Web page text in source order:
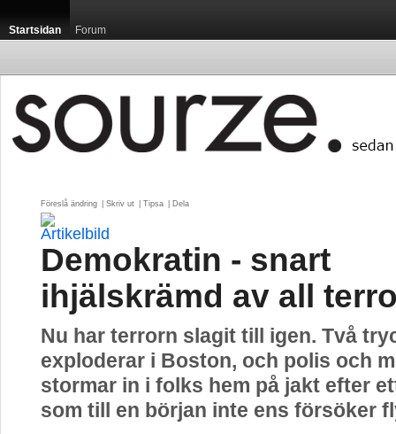
Startsidan Forum
Föreslå ändring Skriv ut Tipsa Dela
Demokratin - snart
ihjälskrämd av all
Nu har terrorn slagit till igen. Två
exploderar i Boston, och polis och
stormar in i folks hem på jakt efter
som till en början inte ens försöker